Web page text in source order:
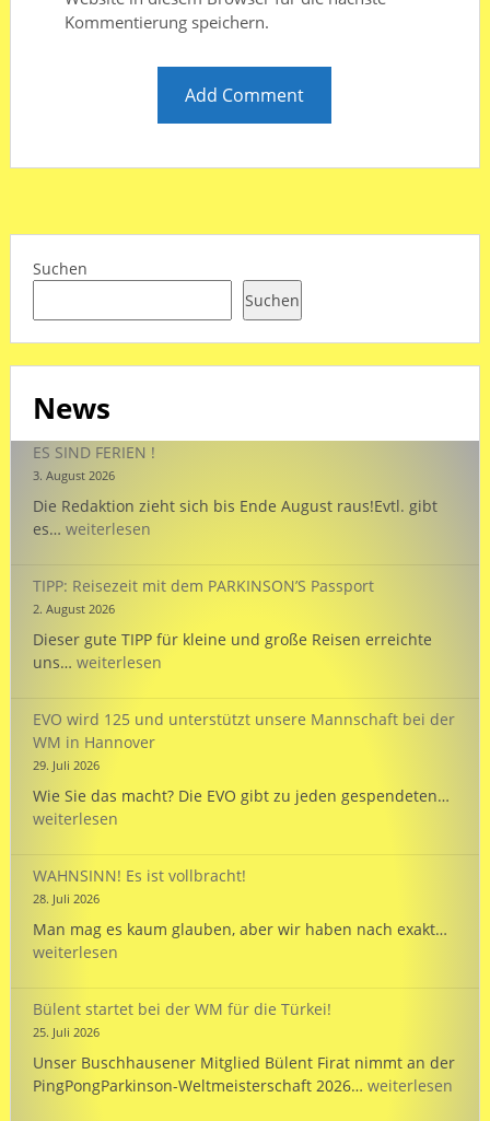
Kommentierung speichern.
Suchen
Suchen
News
ES SIND FERIEN !
3. August 2026
Die Redaktion zieht sich bis Ende August raus!Evtl. gibt
es… ES
!
weiterlesen
TIPP: Reisezeit mit dem PARKINSON’S Passport
2. August 2026
Dieser gute TIPP für kleine und große Reisen erreichte
uns… TIPP:
dem
PARKINSON’S
Passport
weiterlesen
EVO wird 125 und unterstützt unsere Mannschaft bei der
WM in Hannover
29. Juli 2026
Wie Sie das macht? Die EVO gibt zu jeden gespendeten…
weiterlesen
WAHNSINN! Es ist vollbracht!
28. Juli 2026
Man mag es kaum glauben, aber wir haben nach exakt…
weiterlesen
Bülent startet bei der WM für die Türkei!
25. Juli 2026
Unser Buschhausener Mitglied Bülent Firat nimmt an der
PingPongParkinson-Weltmeisterschaft 2026… Bülent
weiterlesen